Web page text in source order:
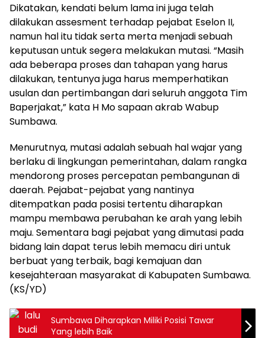
Dikatakan, kendati belum lama ini juga telah
dilakukan assesment terhadap pejabat Eselon II,
namun hal itu tidak serta merta menjadi sebuah
keputusan untuk segera melakukan mutasi. “Masih
ada beberapa proses dan tahapan yang harus
dilakukan, tentunya juga harus memperhatikan
usulan dan pertimbangan dari seluruh anggota Tim
Baperjakat,” kata H Mo sapaan akrab Wabup
Sumbawa.
Menurutnya, mutasi adalah sebuah hal wajar yang
berlaku di lingkungan pemerintahan, dalam rangka
mendorong proses percepatan pembangunan di
daerah. Pejabat-pejabat yang nantinya
ditempatkan pada posisi tertentu diharapkan
mampu membawa perubahan ke arah yang lebih
maju. Sementara bagi pejabat yang dimutasi pada
bidang lain dapat terus lebih memacu diri untuk
berbuat yang terbaik, bagi kemajuan dan
kesejahteraan masyarakat di Kabupaten Sumbawa.
(KS/YD)
Sumbawa Diharapkan Miliki Posisi Tawar
Yang lebih Baik